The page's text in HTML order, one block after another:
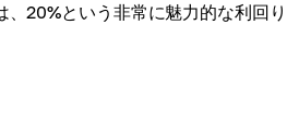
、20%という非常に魅力的な利回